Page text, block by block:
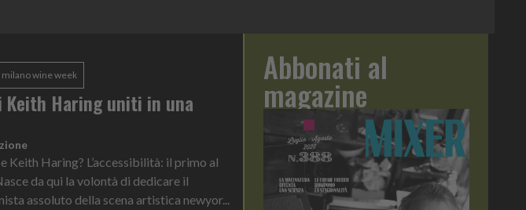
milano wine week
Keith Haring uniti in una
Keith Haring? L’accessibilità: il primo al
da qui la volontà di dedicare il
assoluto della scena artistica newyor...
Abbonati al
magazine